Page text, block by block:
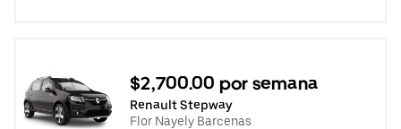
$2,700.00 por semana
Renault Stepway
Flor Nayely Barcenas